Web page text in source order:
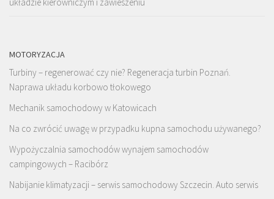
MOTORYZACJA
Turbiny – regenerować czy nie? Regeneracja turbin Poznań.
Naprawa układu korbowo tłokowego
Mechanik samochodowy w Katowicach
Na co zwrócić uwagę w przypadku kupna samochodu używanego?
Wypożyczalnia samochodów wynajem samochodów
campingowych – Racibórz
Nabijanie klimatyzacji – serwis samochodowy Szczecin. Auto serwis